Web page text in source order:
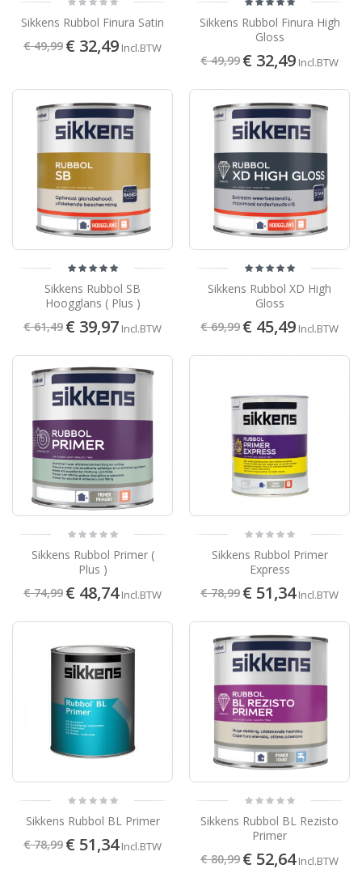
Sikkens Rubbol Finura Satin
€ 49,99 € 32,49 Incl.BTW
Sikkens Rubbol Finura High
Gloss
€ 49,99 € 32,49 Incl.BTW
Sikkens Rubbol SB
Hoogglans ( Plus )
€ 61,49 € 39,97 Incl.BTW
Sikkens Rubbol XD High
Gloss
€ 69,99 € 45,49 Incl.BTW
Sikkens Rubbol Primer (
Plus )
€ 74,99 € 48,74 Incl.BTW
Sikkens Rubbol Primer
Express
€ 78,99 € 51,34 Incl.BTW
Sikkens Rubbol BL Primer
€ 78,99 € 51,34 Incl.BTW
Sikkens Rubbol BL Rezisto
Primer
€ 80,99 € 52,64 Incl.BTW